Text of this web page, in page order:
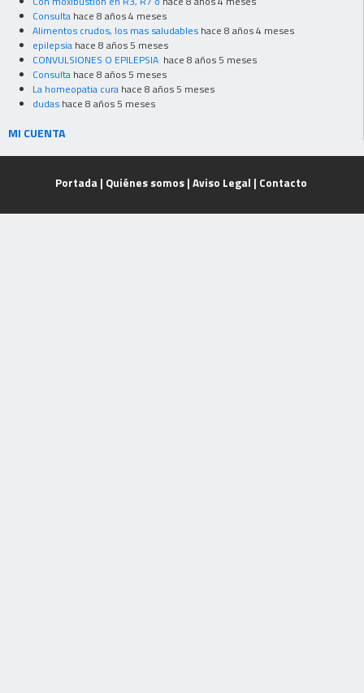
Consulta hace 8 años 4 meses
Alimentos crudos, los mas saludables hace 8 años 4 meses
epilepsia hace 8 años 5 meses
CONVULSIONES O EPILEPSIA hace 8 años 5 meses
Consulta hace 8 años 5 meses
La homeopatia cura hace 8 años 5 meses
dudas hace 8 años 5 meses
MI CUENTA
Portada | Quiénes somos| Aviso Legal | Contacto